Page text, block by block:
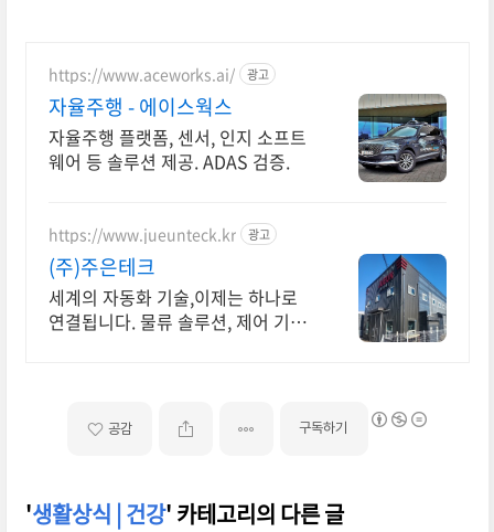
https://www.aceworks.ai/ 광고
자율주행 - 에이스웍스
자율주행 플랫폼, 센서, 인지 소프트
웨어 등 솔루션 제공. ADAS 검증.
https://www.jueunteck.kr 광고
(주)주은테크
세계의 자동화 기술,이제는 하나로
연결됩니다. 물류 솔루션, 제어 기술,
공감 구독하기
'생활상식 | 건강' 카테고리의 다른 글